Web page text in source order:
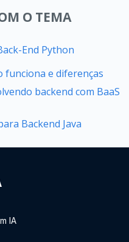
O TEMA
End Python
funciona e diferenças
backend com BaaS
Backend Java
IA